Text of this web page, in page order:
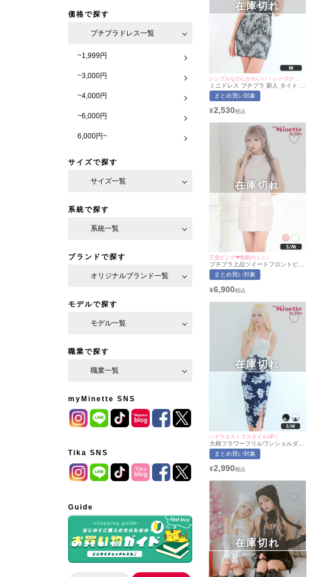
価格で探す
プチプラドレス一覧
~1,999円
~3,000円
~4,000円
~6,000円
6,000円~
サイズで探す
サイズ一覧
系統で探す
系統一覧
ブランドで探す
オリジナルブランド一覧
モデルで探す
モデル一覧
職業で探す
職業一覧
myMinette SNS
Tika SNS
Guide
シンプルなのにかわいい！レースがお上品さを更にアップ♪
ミニドレス プチプラ 新人 タイト ワ
ンピース ラウンジ ノースリーブ レ
ース風 低身長 胸元隠し スナック 同
用/Mサイズ対応） | myMinette/マイ
まとめ買い対象
¥2,530
在庫切れ
王道ピンク❤︎無敵のミニ♪
プチプラ上品ツイードフロントビジ
ューボタンホルターネックタイトミ
ニドレス(Sサイズ/Mサイズ)(向葵ま
イミネット]
まとめ買い対象
¥6,900
在庫切れ
ハイウエストでスタイルUP♪
大柄フラワーフリルワンショルダー
バイカラータイトプチプラ膝丈ドレ
ス (Sサイズ/Mサイズ)(向葵まる/キ
ネット]
まとめ買い対象
¥2,990
在庫切れ
在庫切れ